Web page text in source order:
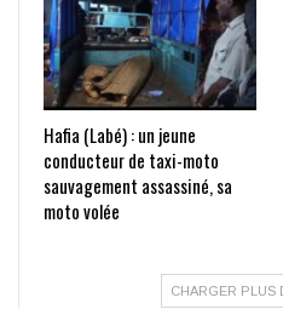
Hafia (Labé) : un jeune
conducteur de taxi-moto
sauvagement assassiné, sa
moto volée
CHARGER PLUS